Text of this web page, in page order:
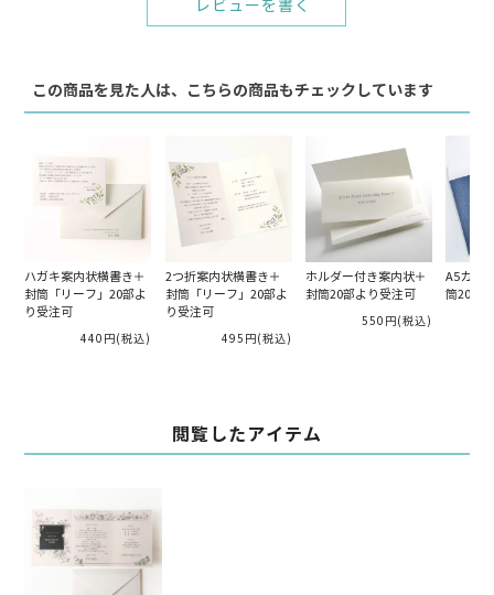
レビューを書く
この商品を見た人は、こちらの商品もチェックしています
ハガキ案内状横書き＋
封筒「リーフ」20部よ
り受注可
440円(税込)
2つ折案内状横書き＋
封筒「リーフ」20部よ
り受注可
495円(税込)
ホルダー付き案内状＋
封筒20部より受注可
550円(税込)
A5カバ
筒20部
閲覧したアイテム